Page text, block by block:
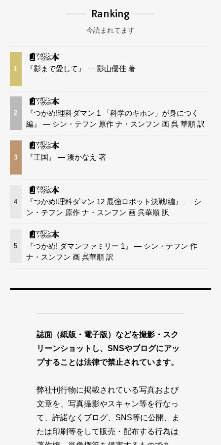
Ranking
今読まれてます
1 『影まで愛して』 — 影山優佳 著
2
『つかめ!理科ダマン 1 「科学のキホン」が身につく
編』 — シン・テフン 原作 ナ・スンフン 画 呉 華順 訳
3 『王国』 — 湊かなえ 著
4
『つかめ!理科ダマン 12 最強ロボット決戦!編』 — シ
ン・テフン 原作 ナ・スンフン 画 呉華順 訳
5
『つかめ! ダマンファミリー 1』 — シン・テフン 作
ナ・スンフン 画 呉華順 訳
誌面（紙版・電子版）などを撮影・スク
リーンショットし、SNSやブログにアッ
プすることは法律で禁止されています。
弊社刊行物に掲載されている写真および
文章を、写真撮影やスキャン等を行なっ
て、許諾なくブログ、SNS等に公開、ま
たは印刷等をして販売・配布する行為は